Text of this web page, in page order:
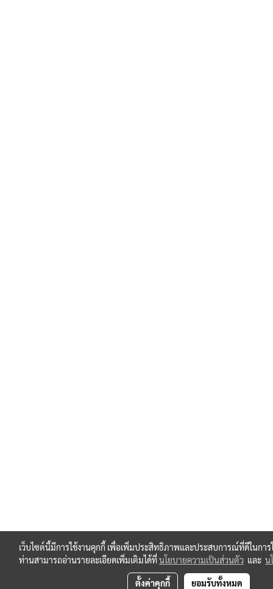
เว็บไซต์นี้มีการใช้งานคุกกี้ เพื่อเพิ่มประสิทธิภาพและประสบการณ์ที่ดีในการ
ท่านสามารถอ่านรายละเอียดเพิ่มเติมได้ที่นโยบายความเป็นส่วนตัว และ น
ตั้งค่าคุกกี้ ยอมรับทั้งหมด